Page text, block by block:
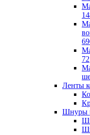
72
Ленты
Шнуры